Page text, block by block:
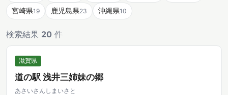
宮崎県19 鹿児島県23 沖縄県10
検索結果 20 件
滋賀県
道の駅 浅井三姉妹の郷
あさいさんしまいさと